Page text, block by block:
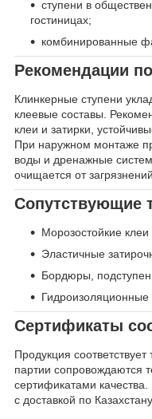
ступени в
гостиницах;
комбинированные
Рекомендации
Клинкерные ступени
клеевые составы.
клеи и затирки,
При наружном монтаже
воды и дренажные
очищается от загрязнений.
Сопутствующие
Морозостойкие
Эластичные
Бордюры,
Сертификаты
Продукция
партии сопровождаются
сертификатами
с доставкой по